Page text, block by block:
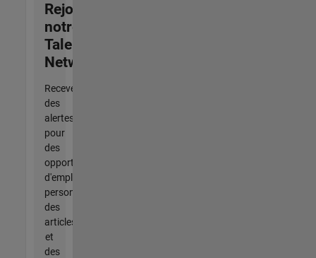
Rejoignez
notre
Talent
Network
Recevez
des
alertes
pour
des
opportunités
d'emploi
personnalisées,
des
articles
et
des